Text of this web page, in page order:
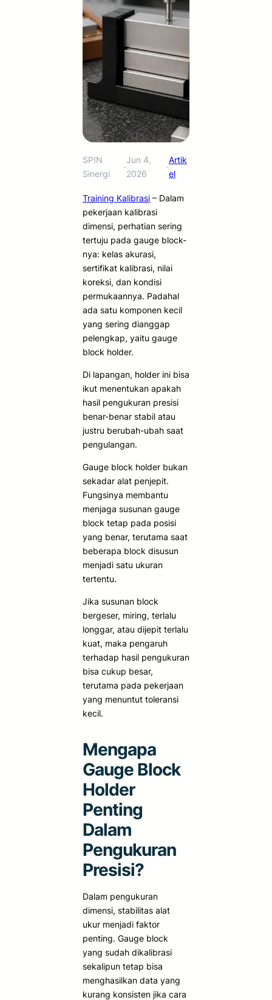
SPIN
Sinergi
·
Jun 4,
2026
·
Artik
el
Training Kalibrasi – Dalam
pekerjaan kalibrasi
dimensi, perhatian sering
tertuju pada gauge block-
nya: kelas akurasi,
sertifikat kalibrasi, nilai
koreksi, dan kondisi
permukaannya. Padahal
ada satu komponen kecil
yang sering dianggap
pelengkap, yaitu gauge
block holder.
Di lapangan, holder ini bisa
ikut menentukan apakah
hasil pengukuran presisi
benar-benar stabil atau
justru berubah-ubah saat
pengulangan.
Gauge block holder bukan
sekadar alat penjepit.
Fungsinya membantu
menjaga susunan gauge
block tetap pada posisi
yang benar, terutama saat
beberapa block disusun
menjadi satu ukuran
tertentu.
Jika susunan block
bergeser, miring, terlalu
longgar, atau dijepit terlalu
kuat, maka pengaruh
terhadap hasil pengukuran
bisa cukup besar,
terutama pada pekerjaan
yang menuntut toleransi
kecil.
Mengapa
Gauge Block
Holder
Penting
Dalam
Pengukuran
Presisi?
Dalam pengukuran
dimensi, stabilitas alat
ukur menjadi faktor
penting. Gauge block
yang sudah dikalibrasi
sekalipun tetap bisa
menghasilkan data yang
kurang konsisten jika cara